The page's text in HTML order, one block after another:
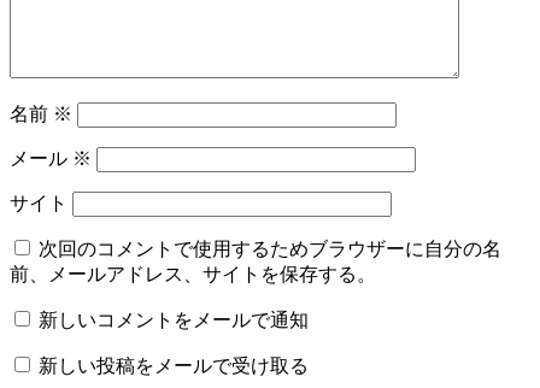
名前 ※
メール ※
サイト
次回のコメントで使用するためブラウザーに自分の名
前、メールアドレス、サイトを保存する。
新しいコメントをメールで通知
新しい投稿をメールで受け取る